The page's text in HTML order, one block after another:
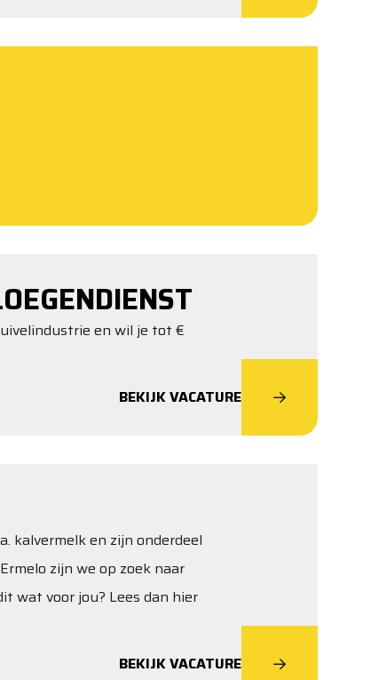
en wil je tot €
BEKIJK VACATURE
kalvermelk en zijn onderdeel
zijn we op zoek naar
wat voor jou? Lees dan hier
BEKIJK VACATURE